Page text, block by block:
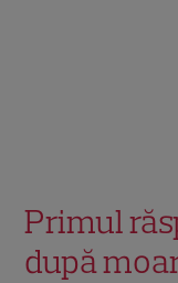
Primul
după